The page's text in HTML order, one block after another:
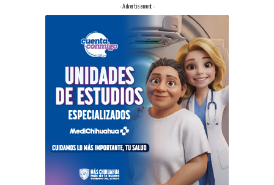
- Advertisement -